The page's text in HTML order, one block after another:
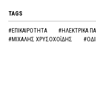
TAGS
#ΕΠΙΚΑΙΡΟΤΗΤΑ #ΗΛΕΚΤΡΙΚΑ
#ΜΙΧΑΛΗΣ ΧΡΥΣΟΧΟΐΔΗΣ